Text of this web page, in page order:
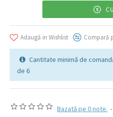
Bazată pe 0 note. -
Adaugă in Wishlist Compară
Cantitate minimă de
de 6